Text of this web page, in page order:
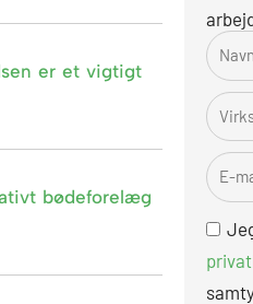
er et vigtigt
bødeforelæg
N
a
v
n
V
r
k
s
o
m
E
-
m
a
i